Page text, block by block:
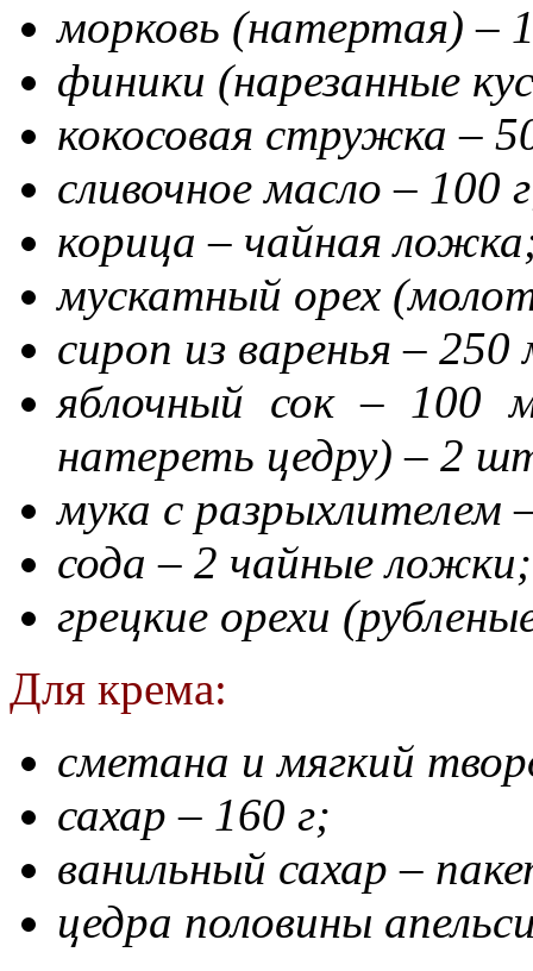
морковь (натертая) –
финики (нарезанные
кокосовая стружка –
сливочное масло – 100
корица – чайная
мускатный орех
сироп из варенья – 250
яблочный сок – 100
натереть цедру) – 2
мука с разрыхлителем
сода – 2 чайные ложки;
грецкие орехи
Для крема:
сметана и мягкий
сахар – 160 г;
ванильный сахар –
цедра половины